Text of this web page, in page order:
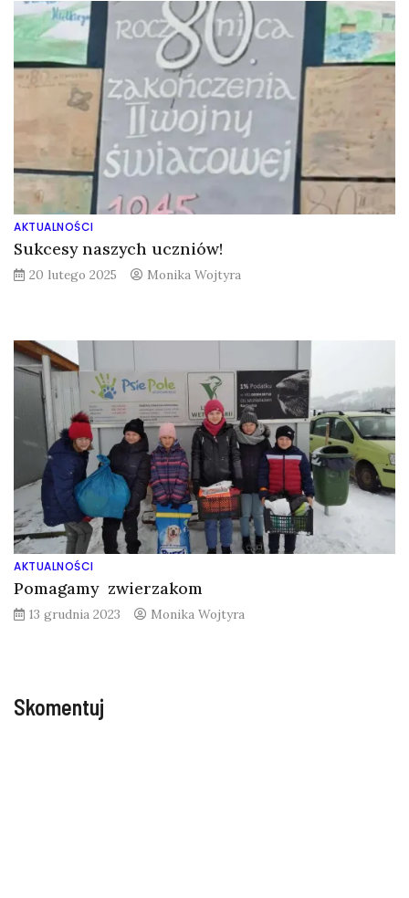
AKTUALNOŚCI
Sukcesy naszych uczniów!
20 lutego 2025 Monika Wojtyra
AKTUALNOŚCI
Pomagamy zwierzakom
13 grudnia 2023 Monika Wojtyra
Skomentuj